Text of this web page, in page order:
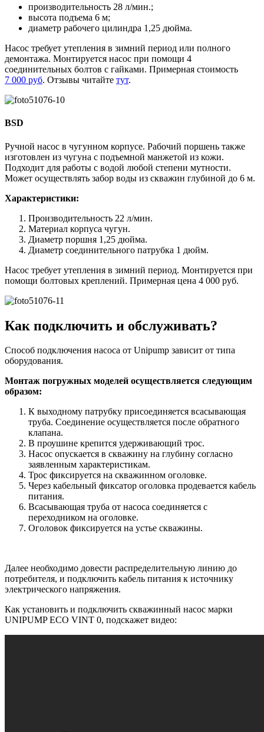
производительность 28 л/мин.;
высота подъема 6 м;
диаметр рабочего цилиндра 1,25 дюйма.
Насос требует утепления в зимний период или полного
демонтажа. Монтируется насос при помощи 4
соединительных болтов с гайками. Примерная стоимость
7 000 руб. Отзывы читайте тут.
BSD
Ручной насос в чугунном корпусе. Рабочий поршень также
изготовлен из чугуна с подъемной манжетой из кожи.
Подходит для работы с водой любой степени мутности.
Может осуществлять забор воды из скважин глубиной до 6 м.
Характеристики:
Производительность 22 л/мин.
Материал корпуса чугун.
Диаметр поршня 1,25 дюйма.
Диаметр соединительного патрубка 1 дюйм.
Насос требует утепления в зимний период. Монтируется при
помощи болтовых креплений. Примерная цена 4 000 руб.
Как подключить и обслуживать?
Способ подключения насоса от Unipump зависит от типа
оборудования.
Монтаж погружных моделей осуществляется следующим
образом:
К выходному патрубку присоединяется всасывающая
труба. Соединение осуществляется после обратного
клапана.
В проушине крепится удерживающий трос.
Насос опускается в скважину на глубину согласно
заявленным характеристикам.
Трос фиксируется на скважинном оголовке.
Через кабельный фиксатор оголовка продевается кабель
питания.
Всасывающая труба от насоса соединяется с
переходником на оголовке.
Оголовок фиксируется на устье скважины.
Далее необходимо довести распределительную линию до
потребителя, и подключить кабель питания к источнику
электрического напряжения.
Как установить и подключить скважинный насос марки
UNIPUMP ECO VINT 0, подскажет видео: